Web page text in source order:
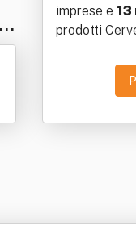
imprese e
prodotti